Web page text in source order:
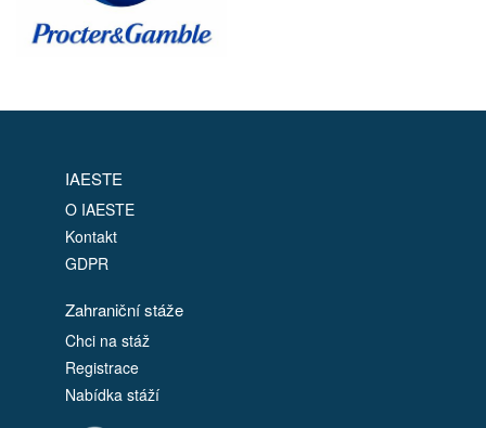
IAESTE
O IAESTE
Kontakt
GDPR
Zahraniční stáže
Chci na stáž
Registrace
Nabídka stáží